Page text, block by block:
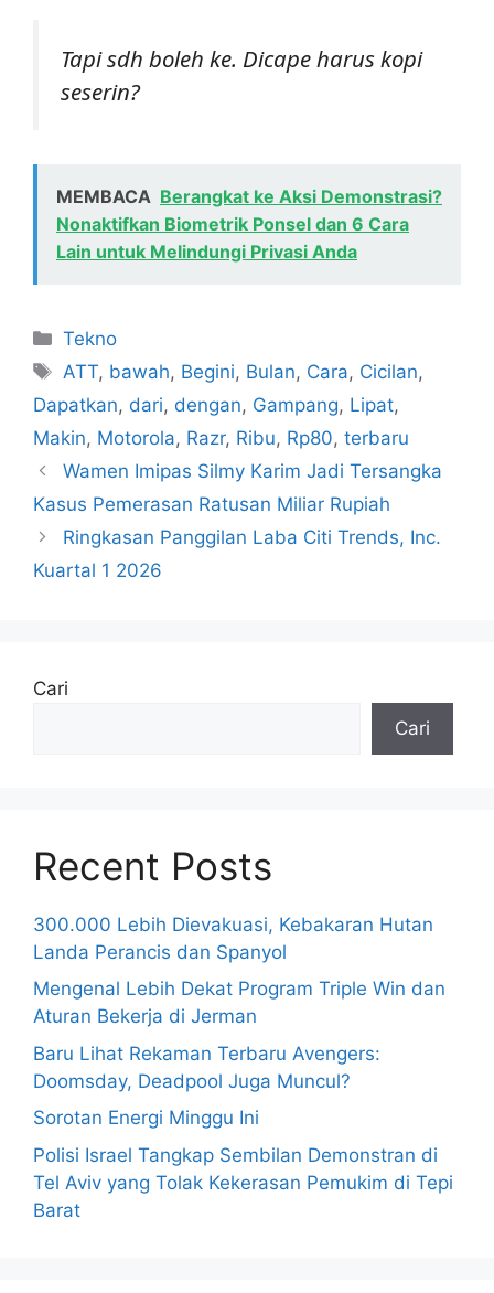
️Tapi sdh boleh ke. Dicape harus kopi
seserin?
MEMBACA Berangkat ke Aksi Demonstrasi?
Nonaktifkan Biometrik Ponsel dan 6 Cara
Lain untuk Melindungi Privasi Anda
Kategori
Tekno
Tag
ATT, bawah, Begini, Bulan, Cara, Cicilan,
Dapatkan, dari, dengan, Gampang, Lipat,
Makin, Motorola, Razr, Ribu, Rp80, terbaru
Wamen Imipas Silmy Karim Jadi Tersangka
Kasus Pemerasan Ratusan Miliar Rupiah
Ringkasan Panggilan Laba Citi Trends, Inc.
Kuartal 1 2026
Cari
Cari
Recent Posts
300.000 Lebih Dievakuasi, Kebakaran Hutan
Landa Perancis dan Spanyol
Mengenal Lebih Dekat Program Triple Win dan
Aturan Bekerja di Jerman
Baru Lihat Rekaman Terbaru Avengers:
Doomsday, Deadpool Juga Muncul?
Sorotan Energi Minggu Ini
Polisi Israel Tangkap Sembilan Demonstran di
Tel Aviv yang Tolak Kekerasan Pemukim di Tepi
Barat